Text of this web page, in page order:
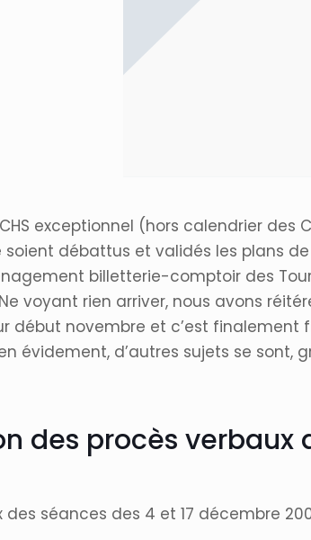
exceptionnel (hors calendrier
soient débattus et validés les plans
billetterie-comptoir des
voyant rien arriver, nous avons
début novembre et c’est finalement
évidement, d’autres sujets se sont,
des procès verbaux
des séances des 4 et 17 décembre